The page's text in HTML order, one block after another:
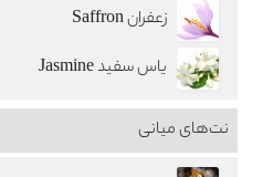
زعفران Saffron
یاس سفید Jasmine
نت‌های میانی